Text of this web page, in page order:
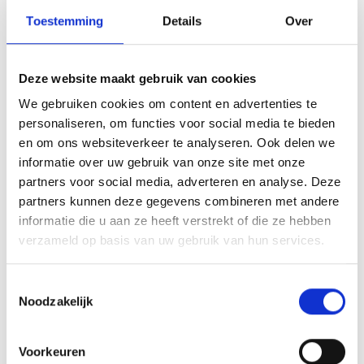
Toestemming Details Over
Deze website maakt gebruik van cookies
We gebruiken cookies om content en advertenties te
personaliseren, om functies voor social media te bieden
en om ons websiteverkeer te analyseren. Ook delen we
informatie over uw gebruik van onze site met onze
partners voor social media, adverteren en analyse. Deze
partners kunnen deze gegevens combineren met andere
informatie die u aan ze heeft verstrekt of die ze hebben
verzameld op basis van uw gebruik van hun services.
Noodzakelijk
Voorkeuren
eigen bijdrage van de twee.
Moeten wij ons huis en vermogen opeten?
Nee, als je fiscaal partners bent (doordat je
getrouwd of geregistreerd partner van elkaar
bent, of als gewoon samenwonenden een
gezamenlijk eigen huis hebt) dan blijft het eigen
huis waarin de achterblijvende partner woont
volledig buiten beschouwing bij de berekening
percentage mee bij de berekening van de eigen